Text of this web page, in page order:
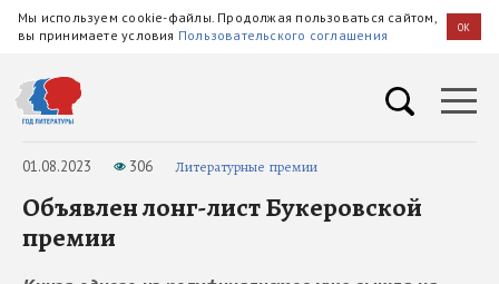
Мы используем cookie-файлы. Продолжая пользоваться сайтом,
вы принимаете условия Пользовательского соглашения OK
01.08.2023 306 Литературные премии
Объявлен лонг-лист Букеровской
премии